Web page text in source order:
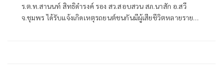
ร.ต.ท.สานนท์ สิทธิดำรงค์ รอง สว.สอบสวน สภ.นาสัก อ.สวี
จ.ชุมพร ได้รับแจ้งเกิดเหตุรถยนต์ชนกันมีผู้เสียชีวิตหลายราย